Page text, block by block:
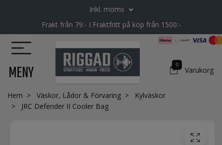
Inkl. moms
Frakt från 79:- I Fraktfritt på köp från 1500:-
MENY 0
Varukorg
Hem Väskor, Lådor & Förvaring
Kylväskor
JRC Defender II Cooler Bag